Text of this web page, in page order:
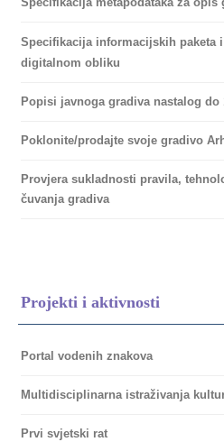
Specifikacija informacijskih paketa
digitalnom obliku
Popisi javnoga gradiva nastalog do
Poklonite/prodajte svoje gradivo
Provjera sukladnosti pravila,
čuvanja gradiva
Projekti i aktivnosti
Portal vodenih znakova
Multidisciplinarna istraživanja
Prvi svjetski rat